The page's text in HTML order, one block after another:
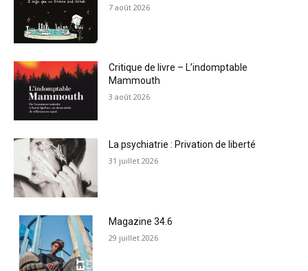
7 août 2026
Critique de livre – L’indomptable
Mammouth
3 août 2026
La psychiatrie : Privation de liberté
31 juillet 2026
Magazine 34.6
29 juillet 2026